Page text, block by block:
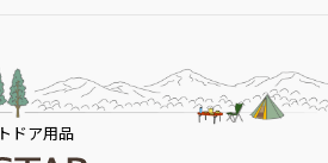
ドア用品